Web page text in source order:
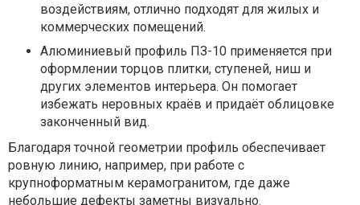
воздействиям, отлично подходят для жилых и
коммерческих помещений.
Алюминиевый профиль ПЗ-10 применяется при
оформлении торцов плитки, ступеней, ниш и
других элементов интерьера. Он помогает
избежать неровных краёв и придаёт облицовке
законченный вид.
Благодаря точной геометрии профиль обеспечивает
ровную линию, например, при работе с
крупноформатным керамогранитом, где даже
небольшие дефекты заметны визуально.